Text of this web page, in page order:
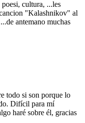
poesi, cultura, ...les
"Kalashnikov" al
antemano muchas
todo si son porque lo
Difícil para mí
haré sobre él, gracias